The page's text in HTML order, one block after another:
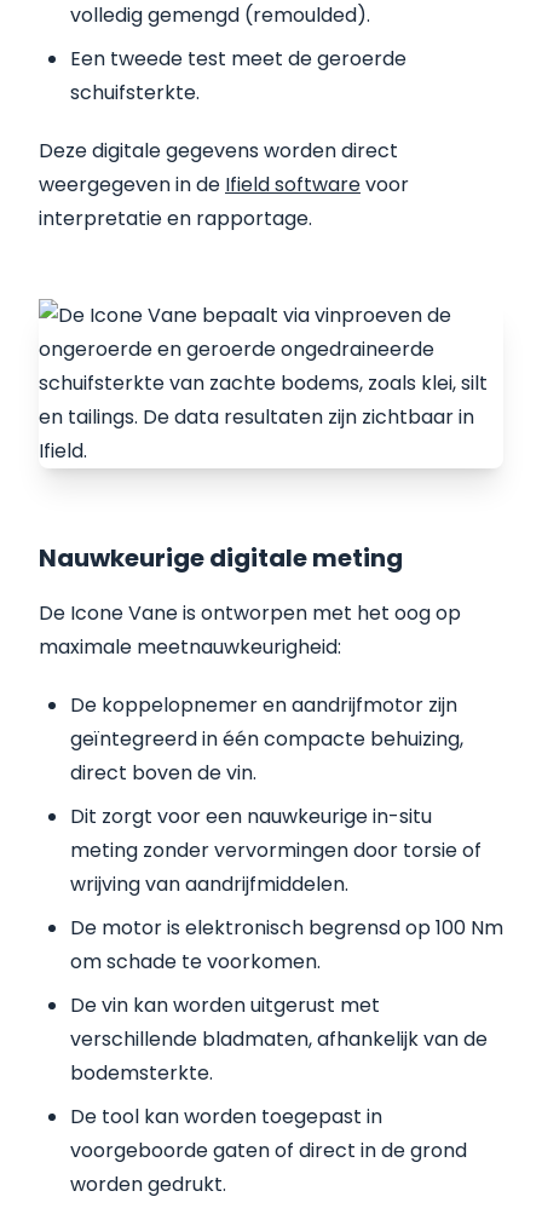
volledig gemengd (remoulded).
Een tweede test meet de geroerde
schuifsterkte.
Deze digitale gegevens worden direct
weergegeven in de Ifield softwarevoor
interpretatie en rapportage.
Nauwkeurige digitale meting
De Icone Vane is ontworpen met het oog op
maximale meetnauwkeurigheid:
De koppelopnemer en aandrijfmotor zijn
geïntegreerd in één compacte behuizing,
direct boven de vin.
Dit zorgt voor een nauwkeurige in-situ
meting zonder vervormingen door torsie of
wrijving van aandrijfmiddelen.
De motor is elektronisch begrensd op 100 Nm
om schade te voorkomen.
De vin kan worden uitgerust met
verschillende bladmaten, afhankelijk van de
bodemsterkte.
De tool kan worden toegepast in
voorgeboorde gaten of direct in de grond
worden gedrukt.